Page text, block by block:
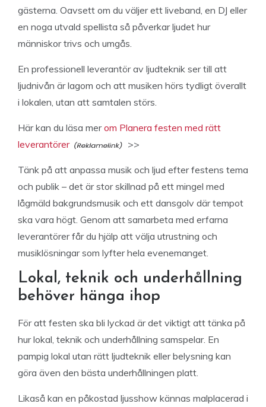
gästerna. Oavsett om du väljer ett liveband, en DJ eller
en noga utvald spellista så påverkar ljudet hur
människor trivs och umgås.
En professionell leverantör av ljudteknik ser till att
ljudnivån är lagom och att musiken hörs tydligt överallt
i lokalen, utan att samtalen störs.
Här kan du läsa merom Planera festen med rätt
leverantörer
>>
Tänk på att anpassa musik och ljud efter festens tema
och publik – det är stor skillnad på ett mingel med
lågmäld bakgrundsmusik och ett dansgolv där tempot
ska vara högt. Genom att samarbeta med erfarna
leverantörer får du hjälp att välja utrustning och
musiklösningar som lyfter hela evenemanget.
Lokal, teknik och underhållning
behöver hänga ihop
För att festen ska bli lyckad är det viktigt att tänka på
hur lokal, teknik och underhållning samspelar. En
pampig lokal utan rätt ljudteknik eller belysning kan
göra även den bästa underhållningen platt.
Likaså kan en påkostad ljusshow kännas malplacerad i